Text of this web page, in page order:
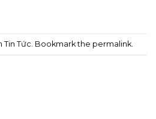
Tin Tức . Bookmark the permalink.